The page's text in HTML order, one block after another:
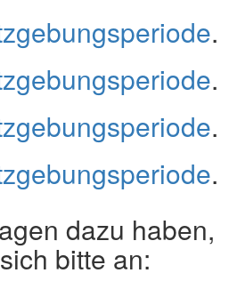
.
.
.
.
dazu haben,
bitte an: